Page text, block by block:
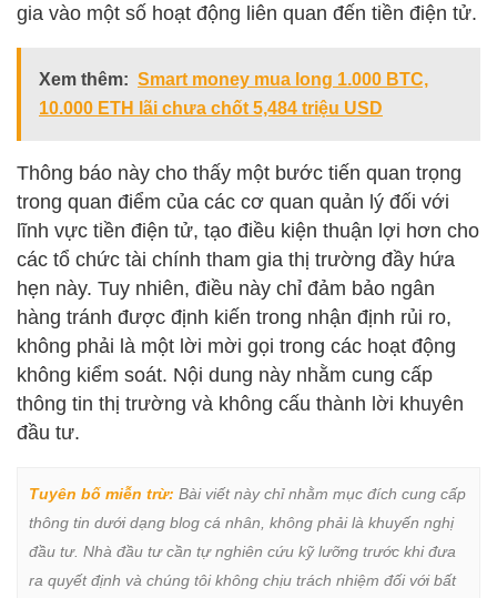
gia vào một số hoạt động liên quan đến tiền điện tử.
Xem thêm: Smart money mua long 1.000 BTC,
10.000 ETH lãi chưa chốt 5,484 triệu USD
Thông báo này cho thấy một bước tiến quan trọng
trong quan điểm của các cơ quan quản lý đối với
lĩnh vực tiền điện tử, tạo điều kiện thuận lợi hơn cho
các tổ chức tài chính tham gia thị trường đầy hứa
hẹn này. Tuy nhiên, điều này chỉ đảm bảo ngân
hàng tránh được định kiến trong nhận định rủi ro,
không phải là một lời mời gọi trong các hoạt động
không kiểm soát. Nội dung này nhằm cung cấp
thông tin thị trường và không cấu thành lời khuyên
đầu tư.
Tuyên bố miễn trừ: Bài viết này chỉ nhằm mục đích cung cấp
thông tin dưới dạng blog cá nhân, không phải là khuyến nghị
đầu tư. Nhà đầu tư cần tự nghiên cứu kỹ lưỡng trước khi đưa
ra quyết định và chúng tôi không chịu trách nhiệm đối với bất